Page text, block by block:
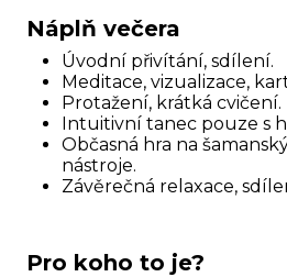
Náplň večera
Úvodní přivítání, sdílení.
Meditace, vizualizace,
Protažení, krátká cvičení.
Intuitivní tanec pouze s
Občasná hra na
nástroje.
Závěrečná relaxace,
Pro koho to je?